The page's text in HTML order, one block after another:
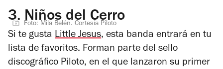
3. Niños del Cerro
Foto: Mila Belén. Cortesía Piloto
Si te gusta Little Jesus, esta banda entrará en tu
lista de favoritos. Forman parte del sello
discográfico Piloto, en el que lanzaron su primer